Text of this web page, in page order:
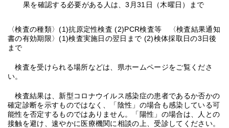
果を確認する必要がある人は、3月31日（木曜日）まで
〈検査の種類〉(1)抗原定性検査 (2)PCR検査等 〈検査結果通知
書の有効期限〉(1)検査実施日の翌日まで (2)検体採取日の3日後
まで
検査を受けられる場所などは、県ホームページをご覧くださ
い。
検査結果は、新型コロナウイルス感染症の患者であるか否かの
確定診断を示すものではなく、「陰性」の場合も感染している可
能性を否定するものではありません。「陽性」の場合は、人との
接触を避け、速やかに医療機関に相談の上、受診してください。